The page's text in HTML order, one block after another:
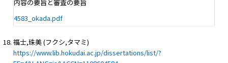
内容の要旨と審査の要旨
4583_okada.pdf
福士,珠美 (フクシ,タマミ)
https://www.lib.hokudai.ac.jp/dissertations/list/?